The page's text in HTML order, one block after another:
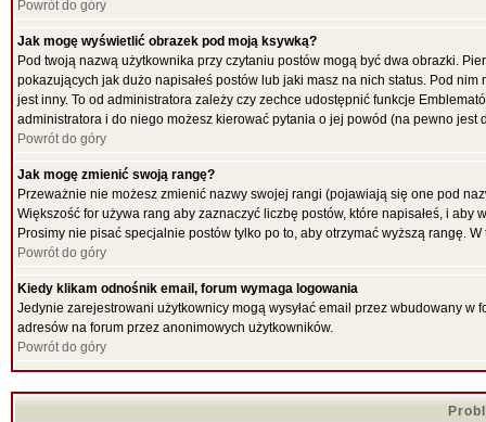
Powrót do góry
Jak mogę wyświetlić obrazek pod moją ksywką?
Pod twoją nazwą użytkownika przy czytaniu postów mogą być dwa obrazki.
pokazujących jak dużo napisałeś postów lub jaki masz na nich status. Pod
jest inny. To od administratora zależy czy zechce udostępnić funkcje
administratora i do niego możesz kierować pytania o jej powód (na pewno jest
Powrót do góry
Jak mogę zmienić swoją rangę?
Przeważnie nie możesz zmienić nazwy swojej rangi (pojawiają się one pod
Większość for używa rang aby zaznaczyć liczbę postów, które napisałeś, i
Prosimy nie pisać specjalnie postów tylko po to, aby otrzymać wyższą rangę.
Powrót do góry
Kiedy klikam odnośnik email, forum wymaga logowania
Jedynie zarejestrowani użytkownicy mogą wysyłać email przez wbudowany w
adresów na forum przez anonimowych użytkowników.
Powrót do góry